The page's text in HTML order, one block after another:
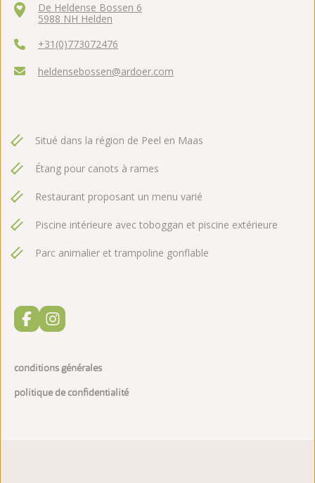
De Heldense Bossen 6
5988 NH Helden
+31(0)773072476
heldensebossen@ardoer.com
Situé dans la région de Peel en Maas
Étang pour canots à rames
Restaurant proposant un menu varié
Piscine intérieure avec toboggan et piscine extérieure
Parc animalier et trampoline gonflable
conditions générales
politique de confidentialité